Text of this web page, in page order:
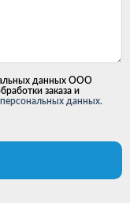
данных ООО
заказа и
данных.